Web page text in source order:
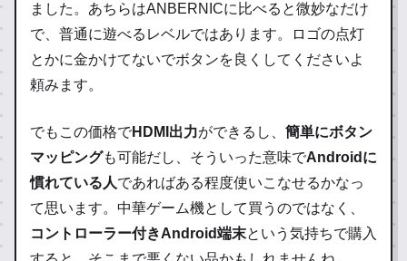
ました。あちらはANBERNICに比べると微妙なだけ
で、普通に遊べるレベルではあります。ロゴの点灯
とかに金かけてないでボタンを良くしてくださいよ
頼みます。
でもこの価格でHDMI出力ができるし、 簡単にボタン
マッピングも可能だし、そういった意味でAndroidに
慣れている人であればある程度使いこなせるかなっ
て思います。中華ゲーム機として買うのではなく、
コントローラー付きAndroid端末という気持ちで購入